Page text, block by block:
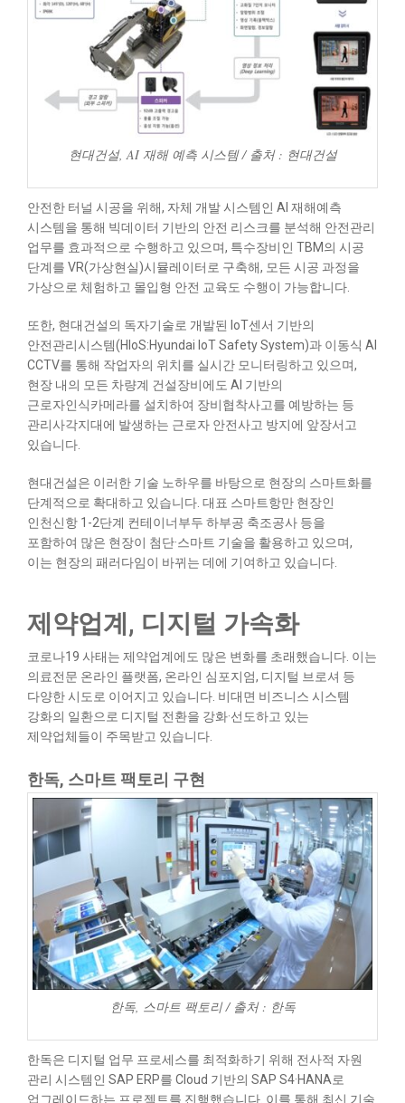
현대건설, AI 재해 예측 시스템 / 출처 : 현대건설
안전한 터널 시공을 위해, 자체 개발 시스템인 AI 재해예측
시스템을 통해 빅데이터 기반의 안전 리스크를 분석해 안전관리
업무를 효과적으로 수행하고 있으며, 특수장비인 TBM의 시공
단계를 VR(가상현실)시뮬레이터로 구축해, 모든 시공 과정을
가상으로 체험하고 몰입형 안전 교육도 수행이 가능합니다.
또한, 현대건설의 독자기술로 개발된 IoT센서 기반의
안전관리시스템(HIoS:Hyundai IoT Safety System)과 이동식 AI
CCTV를 통해 작업자의 위치를 실시간 모니터링하고 있으며,
현장 내의 모든 차량계 건설장비에도 AI 기반의
근로자인식카메라를 설치하여 장비협착사고를 예방하는 등
관리사각지대에 발생하는 근로자 안전사고 방지에 앞장서고
있습니다.
현대건설은 이러한 기술 노하우를 바탕으로 현장의 스마트화를
단계적으로 확대하고 있습니다. 대표 스마트항만 현장인
인천신항 1-2단계 컨테이너부두 하부공 축조공사 등을
포함하여 많은 현장이 첨단·스마트 기술을 활용하고 있으며,
이는 현장의 패러다임이 바뀌는 데에 기여하고 있습니다.
제약업계, 디지털 가속화
코로나19 사태는 제약업계에도 많은 변화를 초래했습니다. 이는
의료전문 온라인 플랫폼, 온라인 심포지엄, 디지털 브로셔 등
다양한 시도로 이어지고 있습니다. 비대면 비즈니스 시스템
강화의 일환으로 디지털 전환을 강화·선도하고 있는
제약업체들이 주목받고 있습니다.
한독, 스마트 팩토리 구현
한독, 스마트 팩토리 / 출처 : 한독
한독은 디지털 업무 프로세스를 최적화하기 위해 전사적 자원
관리 시스템인 SAP ERP를 Cloud 기반의 SAP S4·HANA로
업그레이드하는 프로젝트를 진행했습니다. 이를 통해 최신 기술